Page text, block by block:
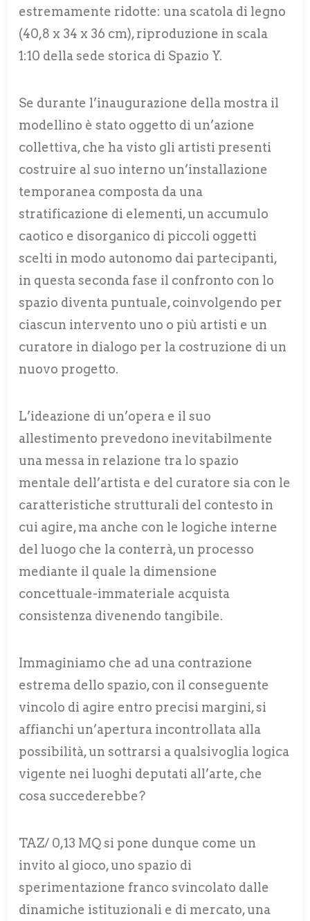
estremamente ridotte: una scatola di legno
(40,8 x 34 x 36 cm), riproduzione in scala
1:10 della sede storica di Spazio Y.
Se durante l’inaugurazione della mostra il
modellino è stato oggetto di un’azione
collettiva, che ha visto gli artisti presenti
costruire al suo interno un’installazione
temporanea composta da una
stratificazione di elementi, un accumulo
caotico e disorganico di piccoli oggetti
scelti in modo autonomo dai partecipanti,
in questa seconda fase il confronto con lo
spazio diventa puntuale, coinvolgendo per
ciascun intervento uno o più artisti e un
curatore in dialogo per la costruzione di un
nuovo progetto.
L’ideazione di un’opera e il suo
allestimento prevedono inevitabilmente
una messa in relazione tra lo spazio
mentale dell’artista e del curatore sia con le
caratteristiche strutturali del contesto in
cui agire, ma anche con le logiche interne
del luogo che la conterrà, un processo
mediante il quale la dimensione
concettuale-immateriale acquista
consistenza divenendo tangibile.
Immaginiamo che ad una contrazione
estrema dello spazio, con il conseguente
vincolo di agire entro precisi margini, si
affianchi un’apertura incontrollata alla
possibilità, un sottrarsi a qualsivoglia logica
vigente nei luoghi deputati all’arte, che
cosa succederebbe?
TAZ/ 0,13 MQ si pone dunque come un
invito al gioco, uno spazio di
sperimentazione franco svincolato dalle
dinamiche istituzionali e di mercato, una